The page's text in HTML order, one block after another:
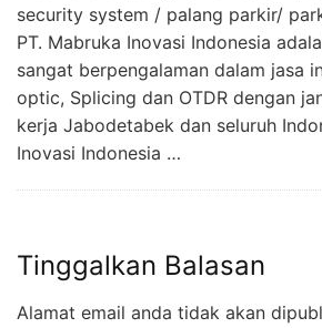
security system / palang parkir/
PT. Mabruka Inovasi Indonesia
sangat berpengalaman dalam jasa
optic, Splicing dan OTDR dengan
kerja Jabodetabek dan seluruh
Inovasi Indonesia …
Tinggalkan Balasan
Alamat email anda tidak akan